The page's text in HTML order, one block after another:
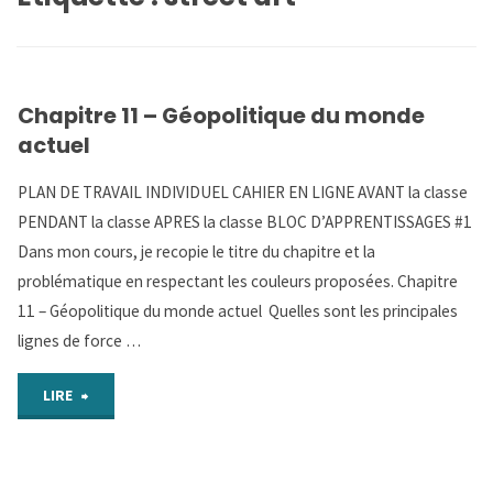
Chapitre 11 – Géopolitique du monde
actuel
PLAN DE TRAVAIL INDIVIDUEL CAHIER EN LIGNE AVANT la classe
PENDANT la classe APRES la classe BLOC D’APPRENTISSAGES #1
Dans mon cours, je recopie le titre du chapitre et la
problématique en respectant les couleurs proposées. Chapitre
11 – Géopolitique du monde actuel Quelles sont les principales
lignes de force …
LIRE